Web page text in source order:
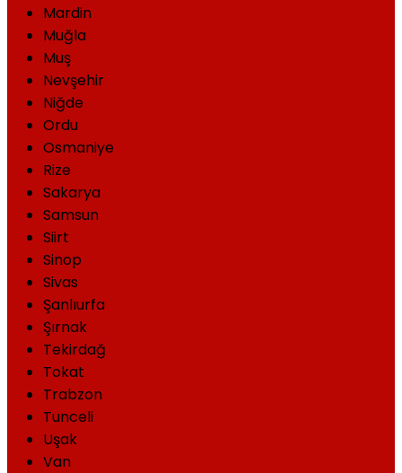
Mardin
Muğla
Muş
Nevşehir
Niğde
Ordu
Osmaniye
Rize
Sakarya
Samsun
Siirt
Sinop
Sivas
Şanlıurfa
Şırnak
Tekirdağ
Tokat
Trabzon
Tunceli
Uşak
Van